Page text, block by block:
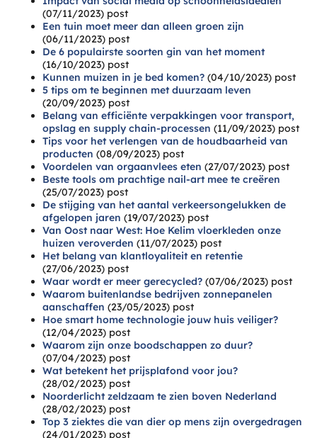
(07/11/2023) post
Een tuin moet meer dan alleen groen zijn
(06/11/2023) post
De 6 populairste soorten gin van het moment
(16/10/2023) post
Kunnen muizen in je bed komen? (04/10/2023) post
5 tips om te beginnen met duurzaam leven
(20/09/2023) post
Belang van efficiënte verpakkingen voor transport,
opslag en supply chain-processen (11/09/2023) post
Tips voor het verlengen van de houdbaarheid van
producten (08/09/2023) post
Voordelen van orgaanvlees eten (27/07/2023) post
Beste tools om prachtige nail-art mee te creëren
(25/07/2023) post
De stijging van het aantal verkeersongelukken de
afgelopen jaren (19/07/2023) post
Van Oost naar West: Hoe Kelim vloerkleden onze
huizen veroverden (11/07/2023) post
Het belang van klantloyaliteit en retentie
(27/06/2023) post
Waar wordt er meer gerecycled? (07/06/2023) post
Waarom buitenlandse bedrijven zonnepanelen
aanschaffen (23/05/2023) post
Hoe smart home technologie jouw huis veiliger?
(12/04/2023) post
Waarom zijn onze boodschappen zo duur?
(07/04/2023) post
Wat betekent het prijsplafond voor jou?
(28/02/2023) post
Noorderlicht zeldzaam te zien boven Nederland
(28/02/2023) post
Top 3 ziektes die van dier op mens zijn overgedragen
(24/01/2023) post